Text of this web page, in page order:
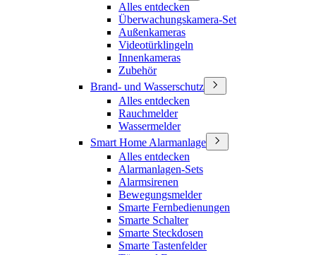
Alles entdecken
Überwachungskamera-Set
Außenkameras
Videotürklingeln
Innenkameras
Zubehör
Brand- und Wasserschutz
Alles entdecken
Rauchmelder
Wassermelder
Smart Home Alarmanlage
Alles entdecken
Alarmanlagen-Sets
Alarmsirenen
Bewegungsmelder
Smarte Fernbedienungen
Smarte Schalter
Smarte Steckdosen
Smarte Tastenfelder